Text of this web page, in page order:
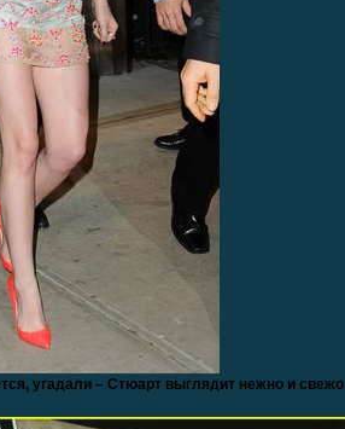
угадали – Стюарт выглядит нежно и свежо